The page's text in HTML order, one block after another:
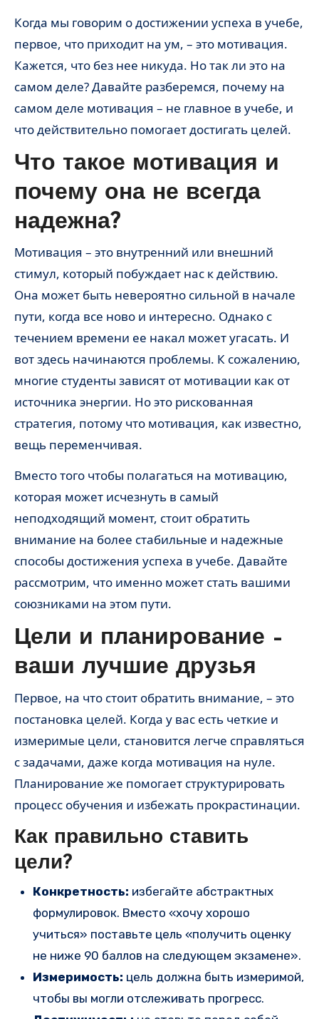
Когда мы говорим о достижении успеха в учебе,
первое, что приходит на ум, – это мотивация.
Кажется, что без нее никуда. Но так ли это на
самом деле? Давайте разберемся, почему на
самом деле мотивация – не главное в учебе, и
что действительно помогает достигать целей.
Что такое мотивация и
почему она не всегда
надежна?
Мотивация – это внутренний или внешний
стимул, который побуждает нас к действию.
Она может быть невероятно сильной в начале
пути, когда все ново и интересно. Однако с
течением времени ее накал может угасать. И
вот здесь начинаются проблемы. К сожалению,
многие студенты зависят от мотивации как от
источника энергии. Но это рискованная
стратегия, потому что мотивация, как известно,
вещь переменчивая.
Вместо того чтобы полагаться на мотивацию,
которая может исчезнуть в самый
неподходящий момент, стоит обратить
внимание на более стабильные и надежные
способы достижения успеха в учебе. Давайте
рассмотрим, что именно может стать вашими
союзниками на этом пути.
Цели и планирование –
ваши лучшие друзья
Первое, на что стоит обратить внимание, – это
постановка целей. Когда у вас есть четкие и
измеримые цели, становится легче справляться
с задачами, даже когда мотивация на нуле.
Планирование же помогает структурировать
процесс обучения и избежать прокрастинации.
Как правильно ставить
цели?
Конкретность: избегайте абстрактных
формулировок. Вместо «хочу хорошо
учиться» поставьте цель «получить оценку
не ниже 90 баллов на следующем экзамене».
Измеримость: цель должна быть измеримой,
чтобы вы могли отслеживать прогресс.